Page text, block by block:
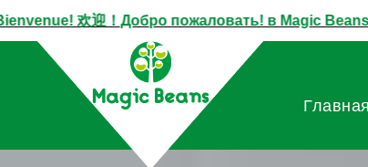
欢迎！Добро пожаловать! в Мagic Вeans
Главная